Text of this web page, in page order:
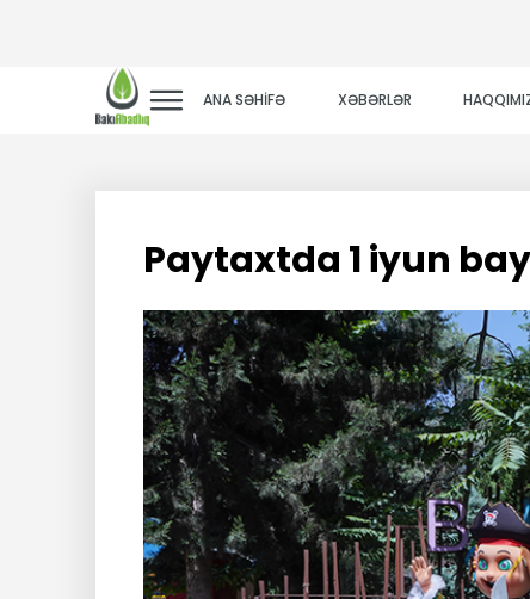
ANA SƏHİFƏ XƏBƏRLƏR
Paytaxtda 1 iyun